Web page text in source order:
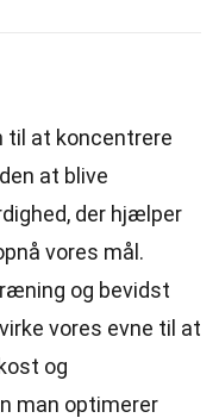
til at koncentrere
at blive
der hjælper
vores mål.
og bevidst
vores evne til at
og
man optimerer